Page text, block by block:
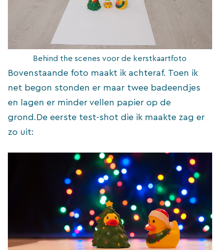
Behind the scenes voor de kerstkaartfoto
Bovenstaande foto maakt ik achteraf. Toen ik
net begon stonden er maar twee badeendjes
en lagen er minder vellen papier op de
grond.De eerste test-shot die ik maakte zag er
zo uit: